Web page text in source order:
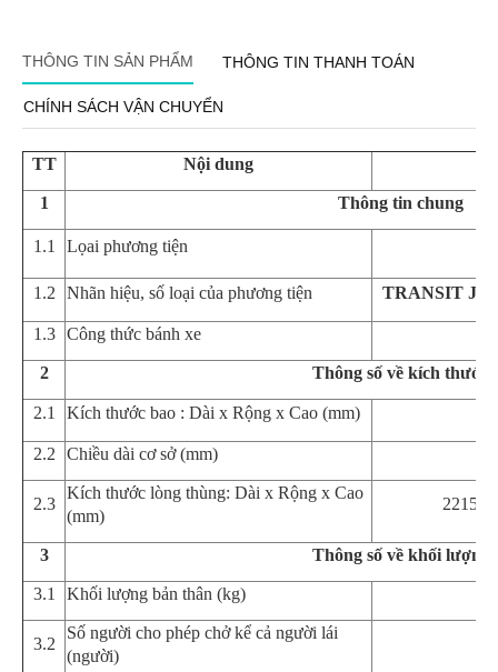
THÔNG TIN SẢN PHẨM THÔNG TIN THANH TOÁN
CHÍNH SÁCH VẬN CHUYỂN
TT Nội dung
1 Thông tin chung
1.1 Lọai phương tiện
1.2 Nhãn hiệu, số loại của phương tiện TRANSIT
1.3 Công thức bánh xe
2 Thông số về kích thước
2.1 Kích thước bao : Dài x Rộng x Cao (mm)
2.2 Chiều dài cơ sở (mm)
2.3
Kích thước lòng thùng: Dài x Rộng x Cao
(mm)
2215
3 Thông số về khối lượng
3.1 Khối lượng bản thân (kg)
3.2
Số người cho phép chởkể cả người lái
(người)